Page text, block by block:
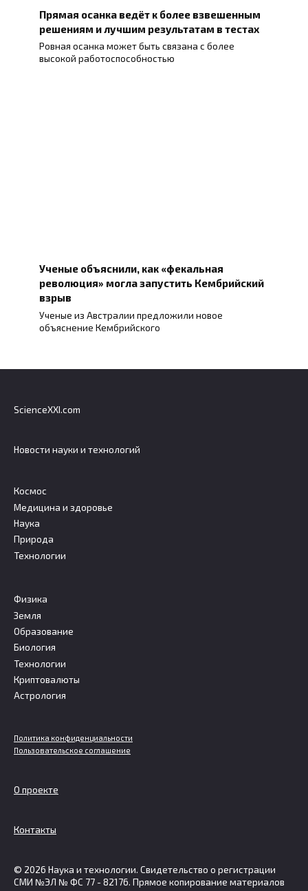
Прямая осанка ведёт к более взвешенным
решениям и лучшим результатам в тестах
Ровная осанка может быть связана с более
высокой работоспособностью
Ученые объяснили, как «фекальная
революция» могла запустить Кембрийский
взрыв
Ученые из Австралии предложили новое
объяснение Кембрийского
ScienceXXI.com
Новости науки и технологий
Космос
Медицина и здоровье
Наука
Природа
Технологии
Физика
Земля
Образование
Биология
Технологии
Криптовалюты
Астрология
Политика конфиденциальности
Пользовательское соглашение
О проекте
Контакты
© 2026 Наука и технологии. Свидетельство о регистрации
СМИ №ЭЛ № ФС 77 - 82176. Прямое копирование материалов